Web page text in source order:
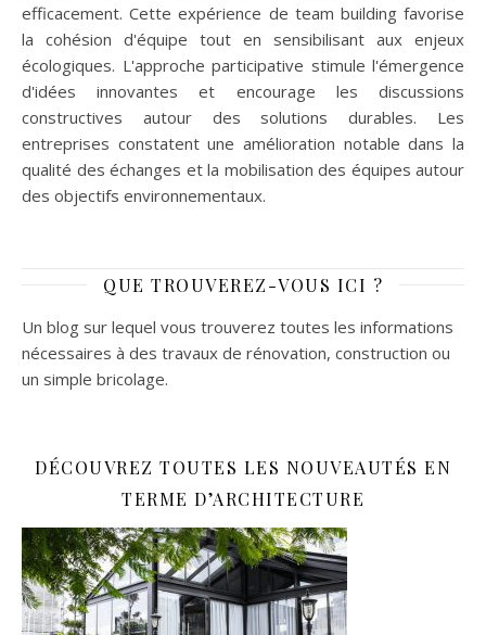
efficacement. Cette expérience de team building favorise
la cohésion d'équipe tout en sensibilisant aux enjeux
écologiques. L'approche participative stimule l'émergence
d'idées innovantes et encourage les discussions
constructives autour des solutions durables. Les
entreprises constatent une amélioration notable dans la
qualité des échanges et la mobilisation des équipes autour
des objectifs environnementaux.
QUE TROUVEREZ-VOUS ICI ?
Un blog sur lequel vous trouverez toutes les informations
nécessaires à des travaux de rénovation, construction ou
un simple bricolage.
DÉCOUVREZ TOUTES LES NOUVEAUTÉS EN
TERME D’ARCHITECTURE